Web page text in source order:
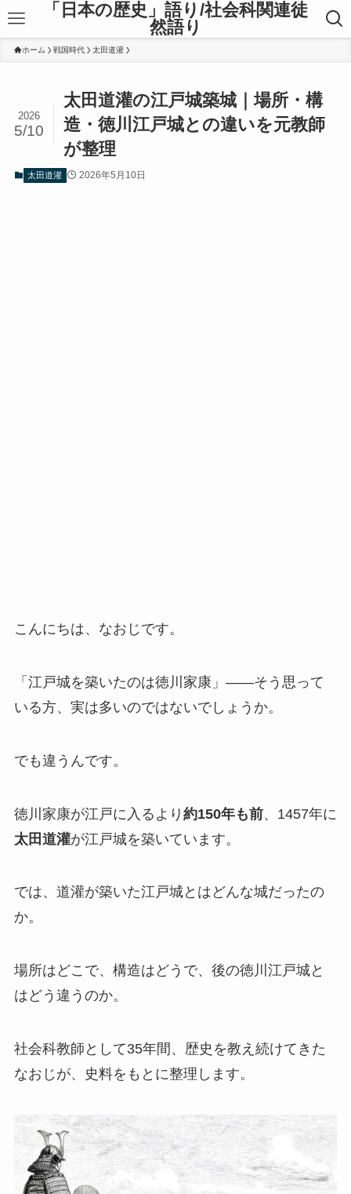
「日本の歴史」語り/社会科関連徒
然語り
ホーム 戦国時代 太田道灌
太田道灌の江戸城築城｜場所・構
造・徳川江戸城との違いを元教師
が整理
2026
5/10
太田道灌 2026年5月10日
こんにちは、なおじです。
「江戸城を築いたのは徳川家康」——そう思って
いる方、実は多いのではないでしょうか。
でも違うんです。
徳川家康が江戸に入るより 約150年も前、1457年に
太田道灌が江戸城を築いています。
では、道灌が築いた江戸城とはどんな城だったの
か。
場所はどこで、構造はどうで、後の徳川江戸城と
はどう違うのか。
社会科教師として35年間、歴史を教え続けてきた
なおじが、史料をもとに整理します。